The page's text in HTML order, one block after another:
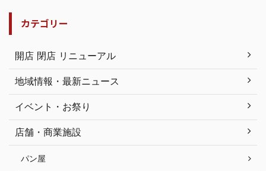
カテゴリー
開店 閉店 リニューアル
地域情報・最新ニュース
イベント・お祭り
店舗・商業施設
パン屋